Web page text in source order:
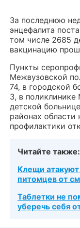
За последнюю
энцефалита
том числе 2685
вакцинацию
Пункты
Межвузовской
74, в городской
3, в
детской
районах области
профилактики
Читайте также:
Клещи
питомцев от
Таблетки не
уберечь себя